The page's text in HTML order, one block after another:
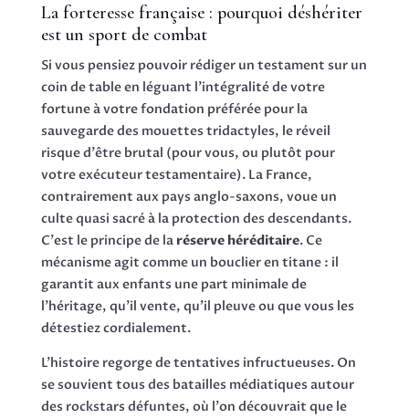
La forteresse française : pourquoi déshériter
est un sport de combat
Si vous pensiez pouvoir rédiger un testament sur un
coin de table en léguant l'intégralité de votre
fortune à votre fondation préférée pour la
sauvegarde des mouettes tridactyles, le réveil
risque d'être brutal (pour vous, ou plutôt pour
votre exécuteur testamentaire). La France,
contrairement aux pays anglo-saxons, voue un
culte quasi sacré à la protection des descendants.
C'est le principe de la réserve héréditaire. Ce
mécanisme agit comme un bouclier en titane : il
garantit aux enfants une part minimale de
l'héritage, qu'il vente, qu'il pleuve ou que vous les
détestiez cordialement.
L'histoire regorge de tentatives infructueuses. On
se souvient tous des batailles médiatiques autour
des rockstars défuntes, où l'on découvrait que le